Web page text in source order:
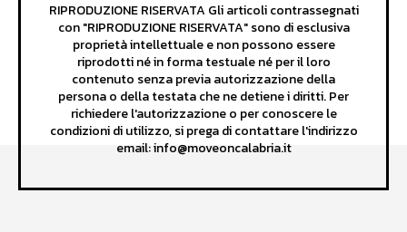
RIPRODUZIONE RISERVATA Gli articoli contrassegnati
con "RIPRODUZIONE RISERVATA" sono di esclusiva
proprietà intellettuale e non possono essere
riprodotti né in forma testuale né per il loro
contenuto senza previa autorizzazione della
persona o della testata che ne detiene i diritti. Per
richiedere l'autorizzazione o per conoscere le
condizioni di utilizzo, si prega di contattare l'indirizzo
email: info@moveoncalabria.it